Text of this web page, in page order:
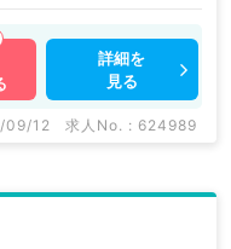
詳細を
見る
09/12 求人No. : 624989